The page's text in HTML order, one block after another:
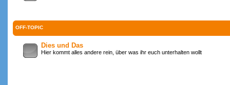
OFF-TOPIC
Dies und Das
Hier kommt alles andere rein, über was ihr euch unterhalten wollt